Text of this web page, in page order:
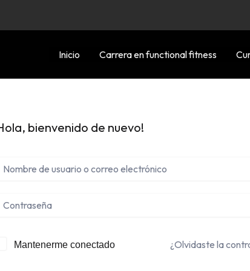
Inicio
Carrera en functional fitness
bienvenido de nuevo!
Mantenerme conectado ¿Olvidaste la